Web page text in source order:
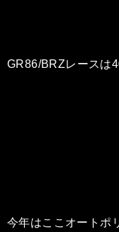
GR86/BRZレースは
今年はここオートポ